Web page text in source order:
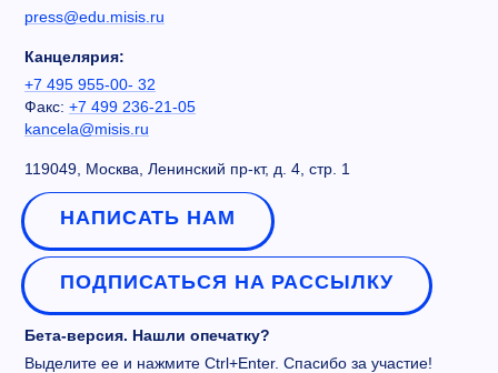
press@edu.misis.ru
Канцелярия:
+7 495 955-00- 32
Факс: +7 499 236-21-05
kancela@misis.ru
119049, Москва, Ленинский пр-кт, д. 4, стр. 1
НАПИСАТЬ НАМ
ПОДПИСАТЬСЯ НА РАССЫЛКУ
Бета-версия. Нашли опечатку?
Выделите ее и нажмите Ctrl+Enter. Спасибо за участие!